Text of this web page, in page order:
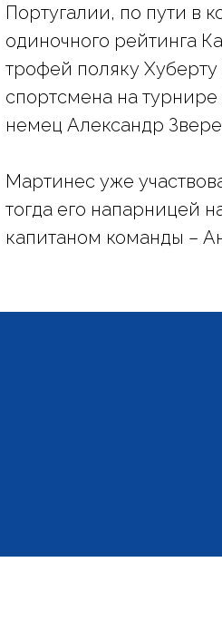
Португалии, по пути в
одиночного рейтинга
трофей поляку
спортсмена на турнире
немец Александр
Мартинес уже
тогда его напарницей
капитаном команды –